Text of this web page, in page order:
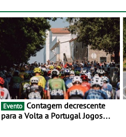
Evento
para a Volta a Portugal Jogos